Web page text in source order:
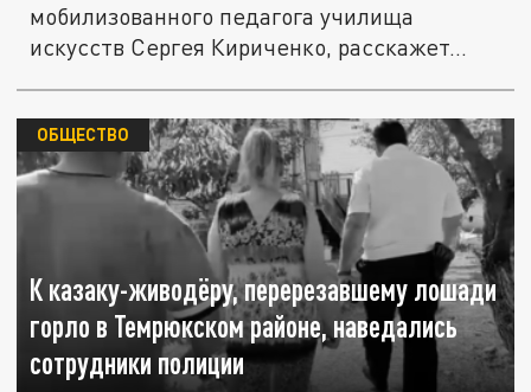
мобилизованного педагога училища
искусств Сергея Кириченко, расскажет...
К казаку-живодёру, перерезавшему лошади
горло в Темрюкском районе, наведались
сотрудники полиции
ОБЩЕСТВО